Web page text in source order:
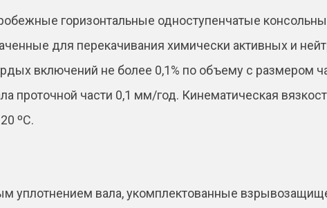
:
горизонтальные одноступенчатые
для перекачивания химически активных и
включений не более 0,1% по объему с размером
проточной части 0,1 мм/год. Кинематическая
ºС.
уплотнением вала, укомплектованные